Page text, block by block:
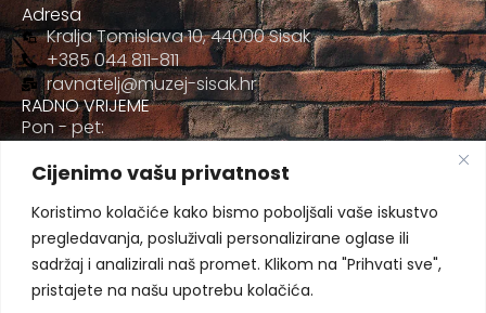
Cijenimo vašu privatnost
Koristimo kolačiće kako bismo poboljšali vaše iskustvo
pregledavanja, posluživali personalizirane oglase ili
sadržaj i analizirali naš promet. Klikom na "Prihvati sve",
pristajete na našu upotrebu kolačića.
Adresa
Kralja Tomislava 10, 44000 Sisak
+385 044 811-811
ravnatelj@muzej-sisak.hr
RADNO VRIJEME
Pon - pet:
Sub